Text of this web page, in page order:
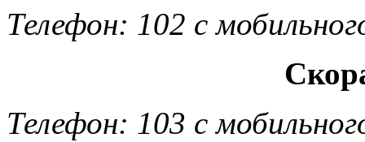
Телефон: 102 с
Телефон: 103 с